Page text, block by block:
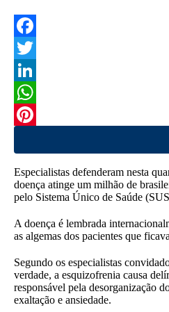
F
a
c
e
o
k
T
w
e
r
L
e
d
I
W
t
s
A
p
n
t
e
e
s
Especialistas defenderam nesta
doença atinge um milhão de
pelo Sistema Único de Saúde
A doença é lembrada
as algemas dos pacientes que
Segundo os especialistas
verdade, a esquizofrenia causa
responsável pela desorganização
exaltação e ansiedade.